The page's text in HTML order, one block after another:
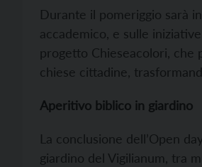
Durante il pomeriggio sarà
accademico, e sulle
progetto Chieseacolori, che
chiese cittadine,
Aperitivo biblico in giardino
La conclusione dell’Open
giardino del Vigilianum, tra